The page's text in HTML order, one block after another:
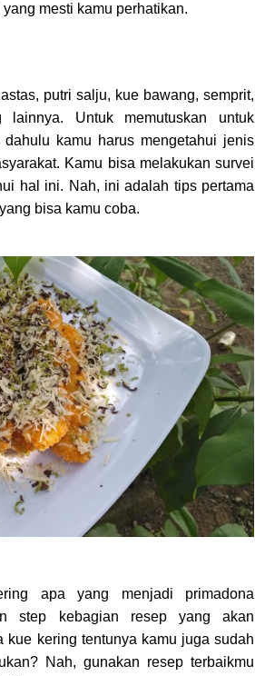
mesti kamu perhatikan.
putri salju, kue bawang, semprit,
Untuk memutuskan untuk
kamu harus mengetahui jenis
Kamu bisa melakukan survei
hal ini. Nah, ini adalah tips pertama
bisa kamu coba.
apa yang menjadi primadona
step kebagian resep yang akan
kue kering tentunya kamu juga sudah
Nah, gunakan resep terbaikmu